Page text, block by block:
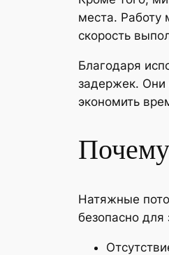
места. Работу
скорость
Благодаря
задержек. Они
экономить
Натяжные
безопасно